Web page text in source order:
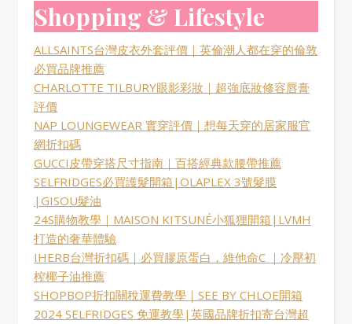
Shopping & Lifestyle
ALLSAINTS台灣皮衣外套評價｜英倫潮人都在穿的倫敦
必買品牌推薦
CHARLOTTE TILBURY眼影彩妝｜超強底妝修容唇膏
評價
NAP LOUNGEWEAR 實穿評價｜想每天穿的居家服官
網折扣碼
GUCCI皮帶穿搭尺寸指南｜百搭經典款腰帶推薦
SELFRIDGES必買護髮開箱|OLAPLEX 3號髮膜
|GISOU髮油
24S購物教學｜MAISON KITSUNÉ小狐狸開箱|LVMH
打造的奢華體驗
IHERB台灣折扣碼｜必買膠原蛋白，維他命C ｜冷壓初
榨椰子油推薦
SHOPBOP折扣關稅運費教學｜SEE BY CHLOE開箱
2024 SELFRIDGES 免運教學|英國品牌折扣寄台灣超